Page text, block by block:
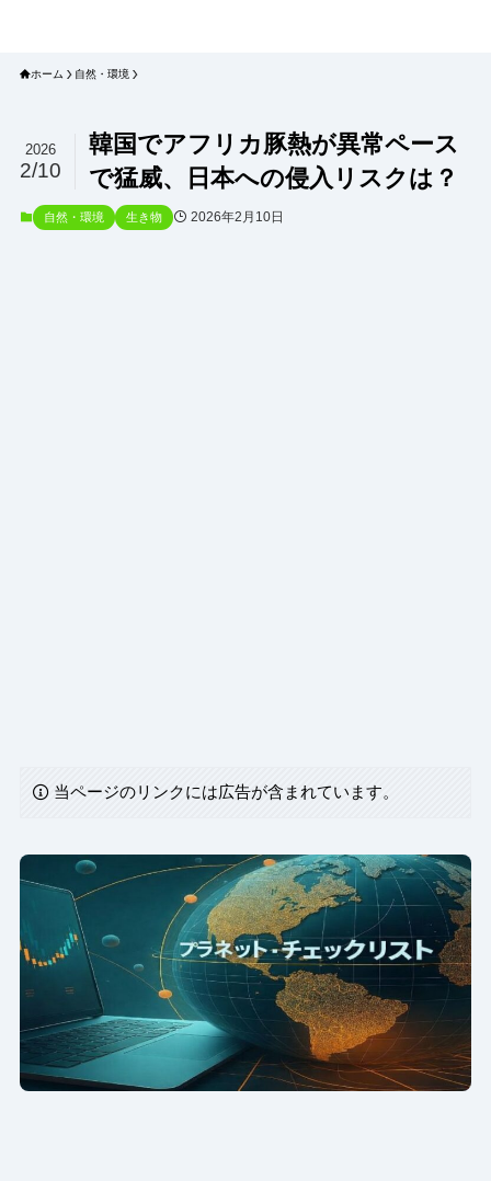
ホーム 自然・環境
韓国でアフリカ豚熱が異常ペース
で猛威、日本への侵入リスクは？
2026
2/10
自然・環境 生き物 2026年2月10日
当ページのリンクには広告が含まれています。